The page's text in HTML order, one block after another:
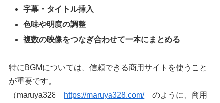
字幕・タイトル挿入
色味や明度の調整
複数の映像をつなぎ合わせて一本にまとめる
特にBGMについては、信頼できる商用サイトを使うこと
が重要です。
（maruya328
https://maruya328.com/のように、商用